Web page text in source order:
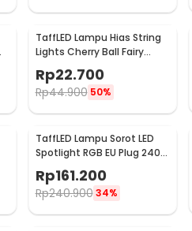
TaffLED Lampu Hias String
Lights Cherry Ball Fairy
Rp22.700
Rp44.900 50%
TaffLED Lampu Sorot LED
Spotlight RGB EU Plug 240V
10W - L18RG
Rp161.200
Rp240.900 34%